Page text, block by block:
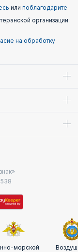
или поблагодарите
организации:
на обработку
морской